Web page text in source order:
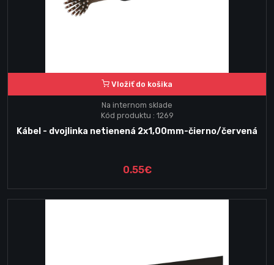
Vložiť do košika
Na internom sklade
Kód produktu : 1269
Kábel - dvojlinka netienená 2x1,00mm-čierno/červená
0.55€